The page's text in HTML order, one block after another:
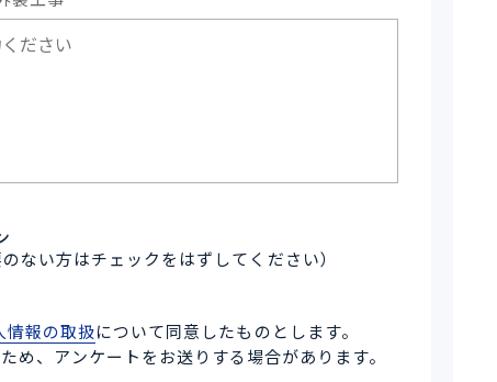
ない方はチェックをはずしてください）
情報の取扱について同意したものとします。
め、アンケートをお送りする場合があります。